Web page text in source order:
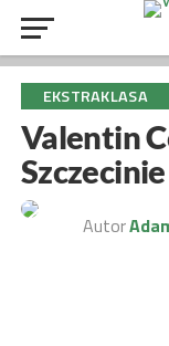
EKSTRAKLASA
Valentin
Szczecinie
Autor